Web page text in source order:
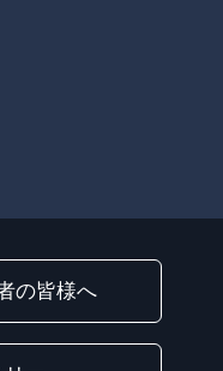
の皆様へ